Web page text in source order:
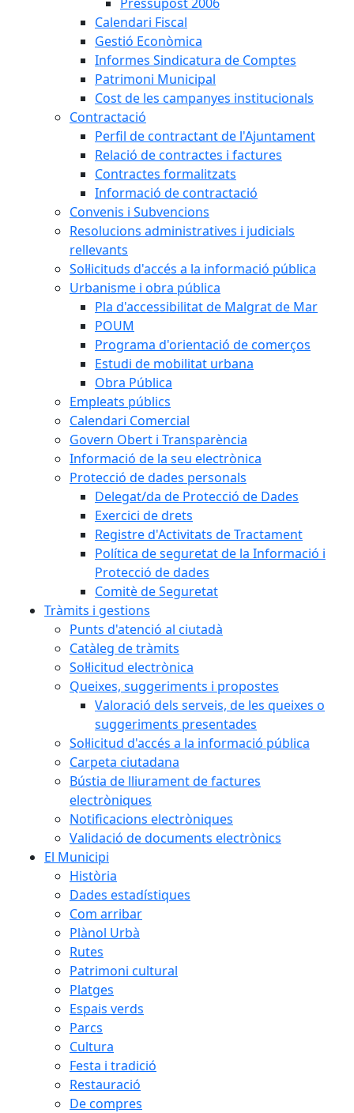
Calendari Fiscal
Gestió Econòmica
Informes Sindicatura de Comptes
Patrimoni Municipal
Cost de les campanyes institucionals
Contractació
Perfil de contractant de l'Ajuntament
Relació de contractes i factures
Contractes formalitzats
Informació de contractació
Convenis i Subvencions
Resolucions administratives i judicials
rellevants
Sol·licituds d'accés a la informació pública
Urbanisme i obra pública
Pla d'accessibilitat de Malgrat de Mar
POUM
Programa d'orientació de comerços
Estudi de mobilitat urbana
Obra Pública
Empleats públics
Calendari Comercial
Govern Obert i Transparència
Informació de la seu electrònica
Protecció de dades personals
Delegat/da de Protecció de Dades
Exercici de drets
Registre d'Activitats de Tractament
Política de seguretat de la Informació i
Protecció de dades
Comitè de Seguretat
Tràmits i gestions
Punts d'atenció al ciutadà
Catàleg de tràmits
Sol·licitud electrònica
Queixes, suggeriments i propostes
Valoració dels serveis, de les queixes o
suggeriments presentades
Sol·licitud d'accés a la informació pública
Carpeta ciutadana
Bústia de lliurament de factures
electròniques
Notificacions electròniques
Validació de documents electrònics
El Municipi
Història
Dades estadístiques
Com arribar
Plànol Urbà
Rutes
Patrimoni cultural
Platges
Espais verds
Parcs
Cultura
Festa i tradició
Restauració
De compres